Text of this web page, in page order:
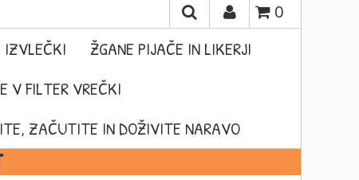
0
IZVLEČKI
ŽGANE PIJAČE IN LIKERJI
V FILTER VREČKI
ZAČUTITE IN DOŽIVITE NARAVO